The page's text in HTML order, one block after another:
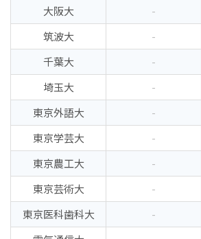
大阪大
-
筑波大
-
千葉大
-
埼玉大
-
東京外語大
-
東京学芸大
-
東京農工大
-
東京芸術大
-
東京医科歯科大
-